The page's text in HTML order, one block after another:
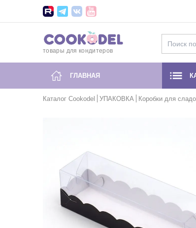
товары для кондитеров
ГЛАВНАЯ
Каталог Cookodel УПАКОВКА Коробки для